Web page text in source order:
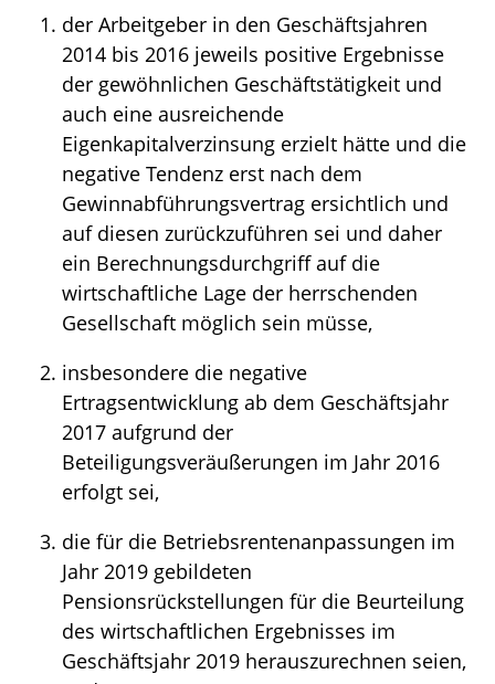
der Arbeitgeber in den Geschäftsjahren
2014 bis 2016 jeweils positive Ergebnisse
der gewöhnlichen Geschäftstätigkeit und
auch eine ausreichende
Eigenkapitalverzinsung erzielt hätte und die
negative Tendenz erst nach dem
Gewinnabführungsvertrag ersichtlich und
auf diesen zurückzuführen sei und daher
ein Berechnungsdurchgriff auf die
wirtschaftliche Lage der herrschenden
Gesellschaft möglich sein müsse,
insbesondere die negative
Ertragsentwicklung ab dem Geschäftsjahr
2017 aufgrund der
Beteiligungsveräußerungen im Jahr 2016
erfolgt sei,
die für die Betriebsrentenanpassungen im
Jahr 2019 gebildeten
Pensionsrückstellungen für die Beurteilung
des wirtschaftlichen Ergebnisses im
Geschäftsjahr 2019 herauszurechnen seien,